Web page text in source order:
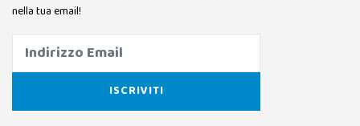
nella tua email!